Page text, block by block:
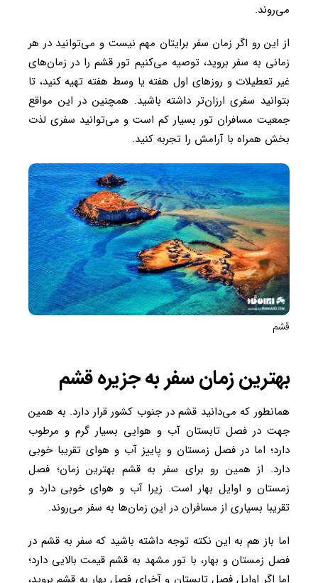
می‌روند.
از این رو اگر زمان سفر برایتان مهم نیست و می‌توانید در هر
زمانی به سفر بروید، توصیه می‌کنیم تور قشم را در زمان‌های
غیر تعطیلات و روزهای اول هفته یا وسط هفته تهیه کنید، تا
بتوانید سفری ارزان‌تر داشته باشید. همچنین در این مواقع
جمعیت مسافران تور بسیار کم است و می‌توانید سفری لذت
بخش همراه با آرامش را تجربه کنید.
قشم
بهترین زمان سفر به جزیره قشم
همانطور که می‌دانید قشم در جنوب کشور قرار دارد. به همین
جهت در فصل تابستان آب و هوایی بسیار گرم و مرطوب
دارد؛ اما در فصل زمستان و پاییز آب و هوای تقریبا خوبی
دارد. از همین رو برای سفر به قشم بهترین زمان؛ فصل
زمستان و اوایل بهار است. زیرا آب و هوای خوبی دارد و
تقریبا بسیاری از مسافران در این زمان‌ها به سفر می‌روند.
اما باز هم به این نکته توجه داشته باشید که سفر به قشم در
فصل زمستان و بهار، با تور مشهد به قشم قیمت بالایی دارد؛
اما اگر اوایل فصل تابستان و آخرای فصل بهار به قشم بروید،